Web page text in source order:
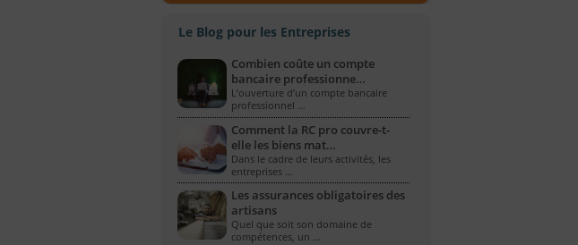
Le Blog pour les Entreprises
Combien coûte un compte
bancaire professionne…
L’ouverture d’un compte bancaire
professionnel …
Comment la RC pro couvre-t-
elle les biens mat…
Dans le cadre de leurs activités, les
entreprises …
Les assurances obligatoires des
artisans
Quel que soit son domaine de
compétences, un …